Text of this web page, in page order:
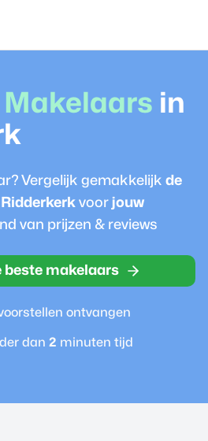
Makelaars in
? Vergelijk gemakkelijk de
Ridderkerk voor jouw
van prijzen & reviews
beste makelaars
ontvangen
dan 2 minuten tijd